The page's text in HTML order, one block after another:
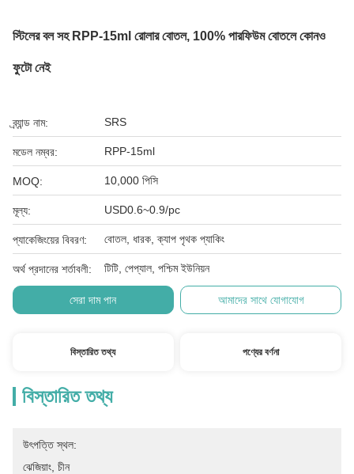
স্টিলের বল সহ RPP-15ml রোলার বোতল, 100% পারফিউম বোতলে কোনও
ফুটো নেই
ব্র্যান্ড নাম: SRS
মডেল নম্বর: RPP-15ml
MOQ: 10,000 পিসি
মূল্য: USD0.6~0.9/pc
প্যাকেজিংয়ের বিবরণ: বোতল, ধারক, ক্যাপ পৃথক প্যাকিং
অর্থ প্রদানের শর্তাবলী: টিটি, পেপ্যাল, পশ্চিম ইউনিয়ন
সেরা দাম পান আমাদের সাথে যোগাযোগ
বিস্তারিত তথ্য পণ্যের বর্ণনা
বিস্তারিত তথ্য
উৎপত্তি স্থল:
ঝেজিয়াং, চীন